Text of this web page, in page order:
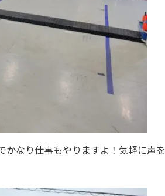
かなり仕事もやりますよ！気軽に声を